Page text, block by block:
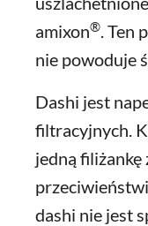
amixon®. Ten
nie powoduje
Dashi jest
filtracyjnych.
jedną
dashi nie jest